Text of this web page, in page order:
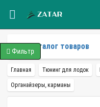
Каталог товаров
Главная Тюнинг для лодок
Органайзеры, карманы
Фильтр